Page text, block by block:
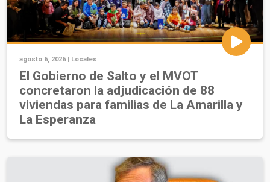
agosto 6, 2026 | Locales
El Gobierno de Salto y el MVOT
concretaron la adjudicación de 88
viviendas para familias de La Amarilla y
La Esperanza